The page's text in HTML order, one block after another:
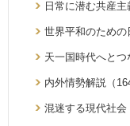
日常に潜む共産主
世界平和のための
天一国時代へとつ
内外情勢解説（164
混迷する現代社会